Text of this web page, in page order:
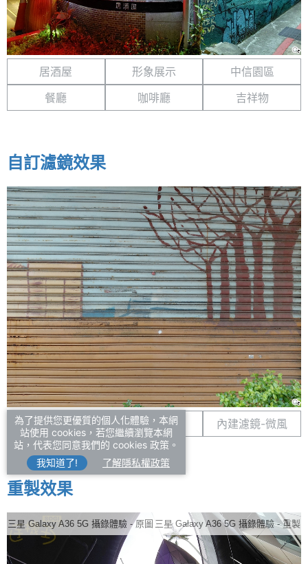
居酒屋 形象展示
中信園區
餐廳
咖啡廳 吉祥物
自訂濾鏡效果
原圖 自訂濾鏡 內建濾鏡-微風
重製效果
三星 Galaxy A36 5G 攝錄體驗 - 原圖 三星 Galaxy A36 5G 攝錄體驗 - 重製
為了提供您更優質的個人化體驗，本網
站使用 cookies，若您繼續瀏覽本網
站，代表您同意我們的 cookies 政策。
我知道了!
了解隱私權政策